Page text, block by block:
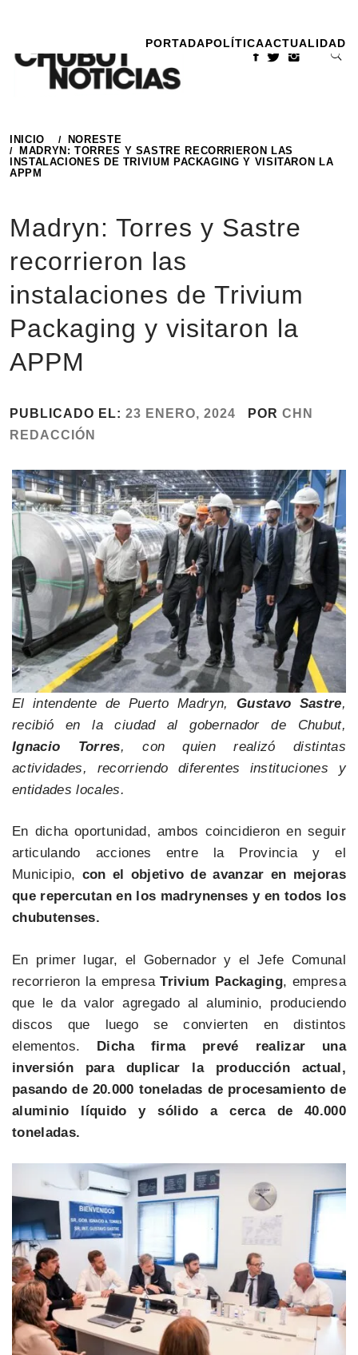
contenido
PORTADAPOLÍTICAACTUALIDAD
INICIO
NORESTE
MADRYN: TORRES Y SASTRE RECORRIERON LAS
INSTALACIONES DE TRIVIUM PACKAGING Y VISITARON LA
APPM
Madryn: Torres y Sastre
recorrieron las
instalaciones de Trivium
Packaging y visitaron la
APPM
PUBLICADO EL: 23 ENERO, 2024 POR CHN
REDACCIÓN
El intendente de Puerto Madryn, Gustavo Sastre,
recibió en la ciudad al gobernador de Chubut,
Ignacio Torres, con quien realizó distintas
actividades, recorriendo diferentes instituciones y
entidades locales.
En dicha oportunidad, ambos coincidieron en seguir
articulando acciones entre la Provincia y el
Municipio, con el objetivo de avanzar en mejoras
que repercutan en los madrynenses y en todos los
chubutenses.
En primer lugar, el Gobernador y el Jefe Comunal
recorrieron la empresa Trivium Packaging, empresa
que le da valor agregado al aluminio, produciendo
discos que luego se convierten en distintos
elementos. Dicha firma prevé realizar una
inversión para duplicar la producción actual,
pasando de 20.000 toneladas de procesamiento de
aluminio líquido y sólido a cerca de 40.000
toneladas.